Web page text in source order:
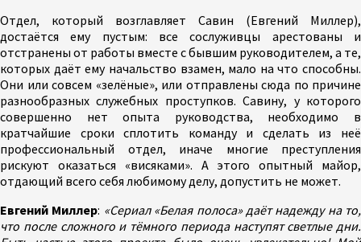
Отдел, который возглавляет Савин (Евгений Миллер),
достаётся ему пустым: все сослуживцы арестованы и
отстранены от работы вместе с бывшим руководителем, а те,
которых даёт ему начальство взамен, мало на что способны.
Они или совсем «зелёные», или отправлены сюда по причине
разнообразных служебных проступков. Савину, у которого
совершенно нет опыта руководства, необходимо в
кратчайшие сроки сплотить команду и сделать из неё
профессиональный отдел, иначе многие преступления
рискуют оказаться «висяками». А этого опытный майор,
отдающий всего себя любимому делу, допустить не может.
Евгений Миллер: «Сериал «Белая полоса» даёт надежду на то,
что после сложного и тёмного периода наступят светлые дни.